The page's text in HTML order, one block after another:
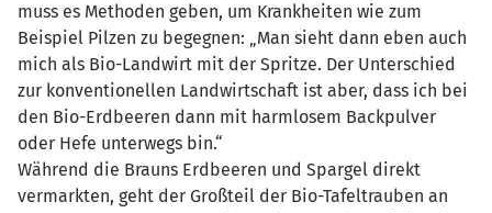
muss es Methoden geben, um Krankheiten wie zum
Beispiel Pilzen zu begegnen: „Man sieht dann eben auch
mich als Bio-Landwirt mit der Spritze. Der Unterschied
zur konventionellen Landwirtschaft ist aber, dass ich bei
den Bio-Erdbeeren dann mit harmlosem Backpulver
oder Hefe unterwegs bin.“
Während die Brauns Erdbeeren und Spargel direkt
vermarkten, geht der Großteil der Bio-Tafeltrauben an